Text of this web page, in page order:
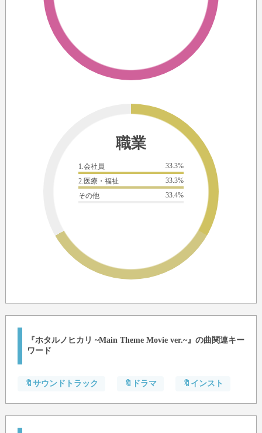
職業
1.会社員
33.3%
2.医療・福祉
33.3%
その他
33.4%
『ホタルノヒカリ ~Main Theme Movie ver.~』の曲関連キー
ワード
🔖サウンドトラック 🔖ドラマ 🔖インスト